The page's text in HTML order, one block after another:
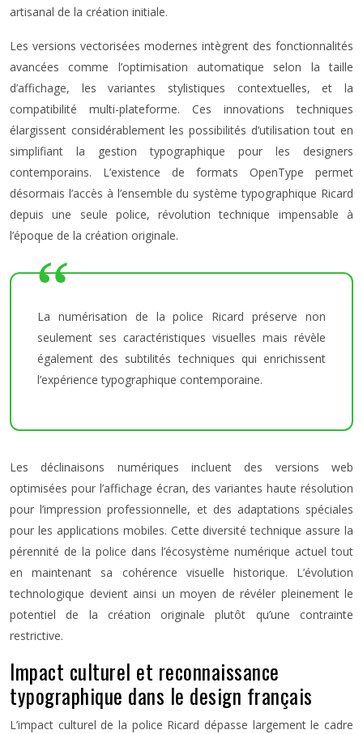
artisanal de la création initiale.
Les versions vectorisées modernes intègrent des fonctionnalités
avancées comme l’optimisation automatique selon la taille
d’affichage, les variantes stylistiques contextuelles, et la
compatibilité multi-plateforme. Ces innovations techniques
élargissent considérablement les possibilités d’utilisation tout en
simplifiant la gestion typographique pour les designers
contemporains. L’existence de formats OpenType permet
désormais l’accès à l’ensemble du système typographique Ricard
depuis une seule police, révolution technique impensable à
l’époque de la création originale.
La numérisation de la police Ricard préserve non
seulement ses caractéristiques visuelles mais révèle
également des subtilités techniques qui enrichissent
l’expérience typographique contemporaine.
Les déclinaisons numériques incluent des versions web
optimisées pour l’affichage écran, des variantes haute résolution
pour l’impression professionnelle, et des adaptations spéciales
pour les applications mobiles. Cette diversité technique assure la
pérennité de la police dans l’écosystème numérique actuel tout
en maintenant sa cohérence visuelle historique. L’évolution
technologique devient ainsi un moyen de révéler pleinement le
potentiel de la création originale plutôt qu’une contrainte
restrictive.
Impact culturel et reconnaissance
typographique dans le design français
L’impact culturel de la police Ricard dépasse largement le cadre